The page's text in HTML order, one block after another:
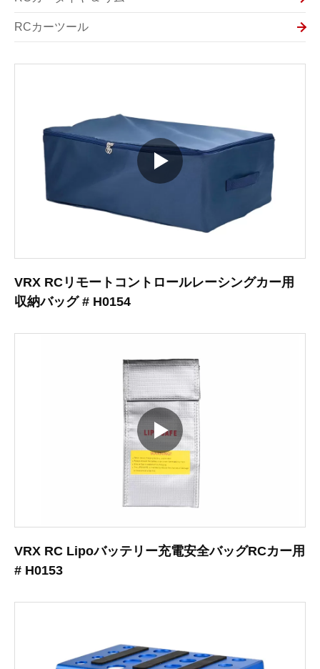
RCカーツール
VRX RCリモートコントロールレーシングカー用
収納バッグ # H0154
VRX RC Lipoバッテリー充電安全バッグRCカー用
# H0153